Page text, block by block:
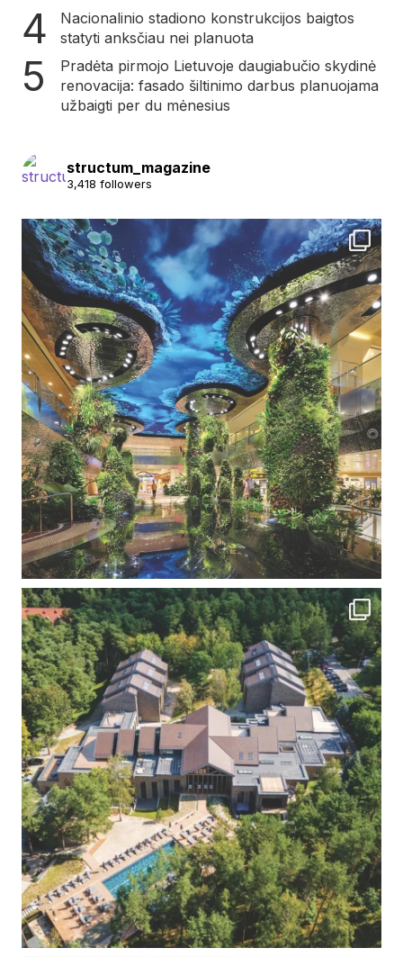
Nacionalinio stadiono konstrukcijos baigtos
statyti anksčiau nei planuota
Pradėta pirmojo Lietuvoje daugiabučio skydinė
renovacija: fasado šiltinimo darbus planuojama
užbaigti per du mėnesius
structum_magazine
3,418 followers